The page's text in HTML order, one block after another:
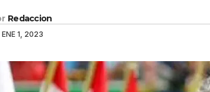
Redaccion
ENE 1, 2023